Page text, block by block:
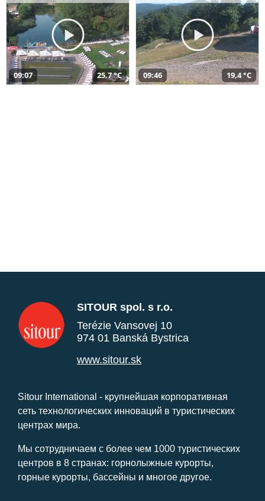
09:07 25,7 °C 09:46 19,4 °C
SITOUR spol. s r.o.
Terézie Vansovej 10
974 01 Banská Bystrica
www.sitour.sk
Sitour International - крупнейшая корпоративная
сеть технологических инноваций в туристических
центрах мира.
Мы сотрудничаем с более чем 1000 туристических
центров в 8 странах: горнолыжные курорты,
горные курорты, бассейны и многое другое.